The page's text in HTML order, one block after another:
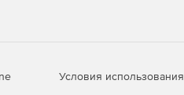
Условия использования